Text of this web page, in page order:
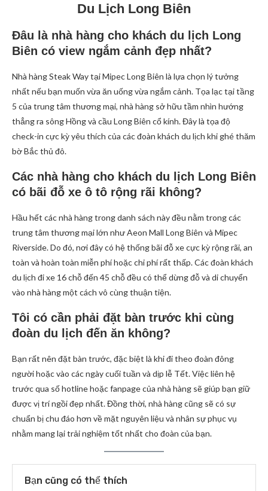
Du Lịch Long Biên
Đâu là nhà hàng cho khách du lịch Long
Biên có view ngắm cảnh đẹp nhất?
Nhà hàng Steak Way tại Mipec Long Biên là lựa chọn lý tưởng
nhất nếu bạn muốn vừa ăn uống vừa ngắm cảnh. Tọa lạc tại tầng
5 của trung tâm thương mại, nhà hàng sở hữu tầm nhìn hướng
thẳng ra sông Hồng và cầu Long Biên cổ kính. Đây là tọa độ
check-in cực kỳ yêu thích của các đoàn khách du lịch khi ghé thăm
bờ Bắc thủ đô.
Các nhà hàng cho khách du lịch Long Biên
có bãi đỗ xe ô tô rộng rãi không?
Hầu hết các nhà hàng trong danh sách này đều nằm trong các
trung tâm thương mại lớn như Aeon Mall Long Biên và Mipec
Riverside. Do đó, nơi đây có hệ thống bãi đỗ xe cực kỳ rộng rãi, an
toàn và hoàn toàn miễn phí hoặc chi phí rất thấp. Các đoàn khách
du lịch đi xe 16 chỗ đến 45 chỗ đều có thể dừng đỗ và di chuyển
vào nhà hàng một cách vô cùng thuận tiện.
Tôi có cần phải đặt bàn trước khi cùng
đoàn du lịch đến ăn không?
Bạn rất nên đặt bàn trước, đặc biệt là khi đi theo đoàn đông
người hoặc vào các ngày cuối tuần và dịp lễ Tết. Việc liên hệ
trước qua số hotline hoặc fanpage của nhà hàng sẽ giúp bạn giữ
được vị trí ngồi đẹp nhất. Đồng thời, nhà hàng cũng sẽ có sự
chuẩn bị chu đáo hơn về mặt nguyên liệu và nhân sự phục vụ
nhằm mang lại trải nghiệm tốt nhất cho đoàn của bạn.
Bạn cũng có thể thích